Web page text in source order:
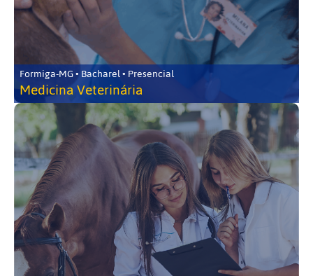
Formiga-MG • Bacharel • Presencial
Medicina Veterinária